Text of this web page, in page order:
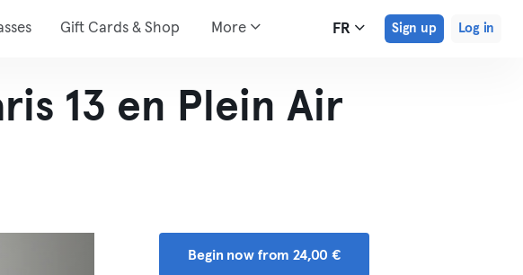
Gift Cards & Shop More FR Sign up Log in
13 en Plein Air
Begin now from 24,00 €